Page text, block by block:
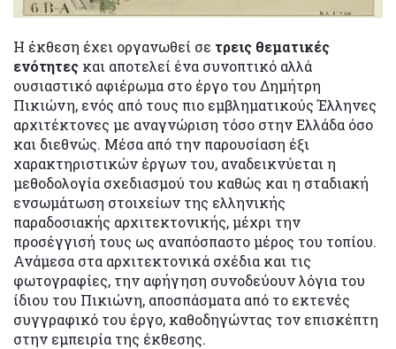
Η έκθεση έχει οργανωθεί σε τρεις θεματικές
ενότητες και αποτελεί ένα συνοπτικό αλλά
ουσιαστικό αφιέρωμα στο έργο του Δημήτρη
Πικιώνη, ενός από τους πιο εμβληματικούς Έλληνες
αρχιτέκτονες με αναγνώριση τόσο στην Ελλάδα όσο
και διεθνώς. Μέσα από την παρουσίαση έξι
χαρακτηριστικών έργων του, αναδεικνύεται η
μεθοδολογία σχεδιασμού του καθώς και η σταδιακή
ενσωμάτωση στοιχείων της ελληνικής
παραδοσιακής αρχιτεκτονικής, μέχρι την
προσέγγισή τους ως αναπόσπαστο μέρος του τοπίου.
Ανάμεσα στα αρχιτεκτονικά σχέδια και τις
φωτογραφίες, την αφήγηση συνοδεύουν λόγια του
ίδιου του Πικιώνη, αποσπάσματα από το εκτενές
συγγραφικό του έργο, καθοδηγώντας τον επισκέπτη
στην εμπειρία της έκθεσης.